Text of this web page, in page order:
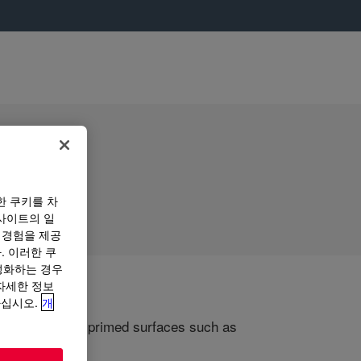
well to primed surfaces such as
쿠키를 차
이트의 일
험을 제공
이러한 쿠
하는 경우
세한 정보
시오. 개